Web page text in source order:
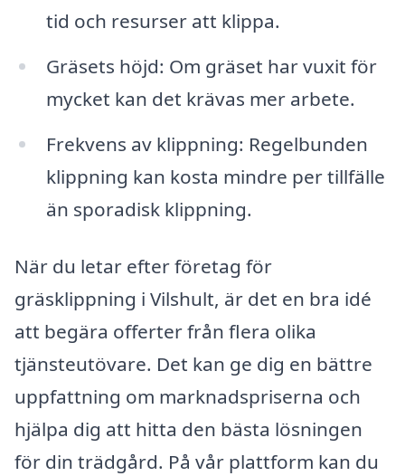
tid och resurser att klippa.
Gräsets höjd: Om gräset har vuxit för
mycket kan det krävas mer arbete.
Frekvens av klippning: Regelbunden
klippning kan kosta mindre per tillfälle
än sporadisk klippning.
När du letar efter företag för
gräsklippning i Vilshult, är det en bra idé
att begära offerter från flera olika
tjänsteutövare. Det kan ge dig en bättre
uppfattning om marknadspriserna och
hjälpa dig att hitta den bästa lösningen
för din trädgård. På vår plattform kan du